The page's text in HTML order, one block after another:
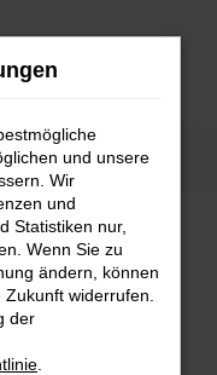
können:
und unsere
Wir
und
Statistiken nur,
Wenn Sie zu
ändern, können
widerrufen.
der